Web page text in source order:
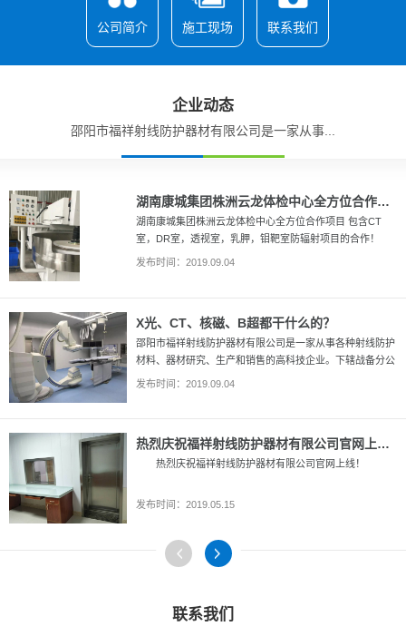
公司简介 施工现场 联系我们
企业动态
邵阳市福祥射线防护器材有限公司是一家从事...
湖南康城集团株洲云龙体检中心全方位合作项目
湖南康城集团株洲云龙体检中心全方位合作项目 包含CT
室，DR室，透视室，乳胛，钼靶室防辐射项目的合作！
发布时间：2019.09.04
X光、CT、核磁、B超都干什么的？
邵阳市福祥射线防护器材有限公司是一家从事各种射线防护
材料、器材研究、生产和销售的高科技企业。下辖战备分公
司、防辐材料厂。手机：13508421615
发布时间：2019.09.04
热烈庆祝福祥射线防护器材有限公司官网上线！
热烈庆祝福祥射线防护器材有限公司官网上线！
发布时间：2019.05.15
联系我们